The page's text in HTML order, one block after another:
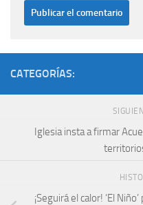
CATEGORÍAS:
Iglesia insta a firmar
¡Seguirá el calor! ‘El